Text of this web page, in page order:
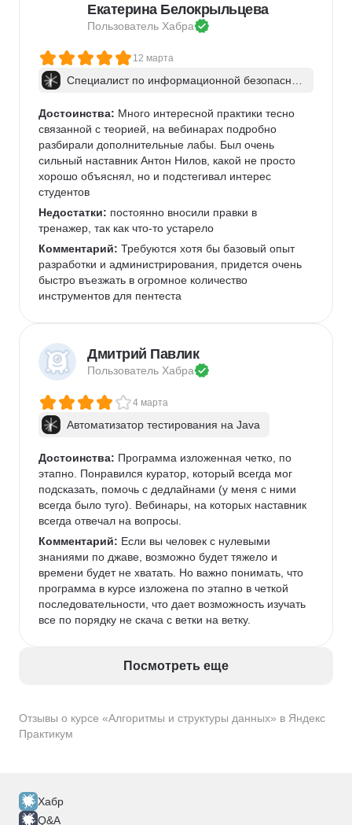
Отзывы о курсе «Алгоритмы и структуры данных» в Яндекс
Практикум
Екатерина Белокрыльцева
Пользователь Хабра
12 марта
Специалист по информационной безопаснос
Достоинства: Много интересной практики тесно
связанной с теорией, на вебинарах подробно
разбирали дополнительные лабы. Был очень
сильный наставник Антон Нилов, какой не просто
хорошо объяснял, но и подстегивал интерес
студентов
Недостатки: постоянно вносили правки в
тренажер, так как что-то устарело
Комментарий: Требуются хотя бы базовый опыт
разработки и администрирования, придется очень
быстро въезжать в огромное количество
инструментов для пентеста
Дмитрий Павлик
Пользователь Хабра
4 марта
Автоматизатор тестирования на Java
Достоинства: Программа изложенная четко, по
этапно. Понравился куратор, который всегда мог
подсказать, помочь с дедлайнами (у меня с ними
всегда было туго). Вебинары, на которых наставник
всегда отвечал на вопросы.
Комментарий: Если вы человек с нулевыми
знаниями по джаве, возможно будет тяжело и
времени будет не хватать. Но важно понимать, что
программа в курсе изложена по этапно в четкой
последовательности, что дает возможность изучать
все по порядку не скача с ветки на ветку.
Посмотреть еще
Хабр
Q&A